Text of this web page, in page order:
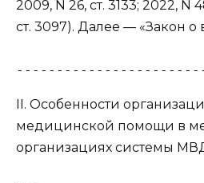
2009, N 26, ст. 3133; 2022, N
ст. 3097). Далее — «Закон о
II. Особенности
медицинской помощи в
организациях системы